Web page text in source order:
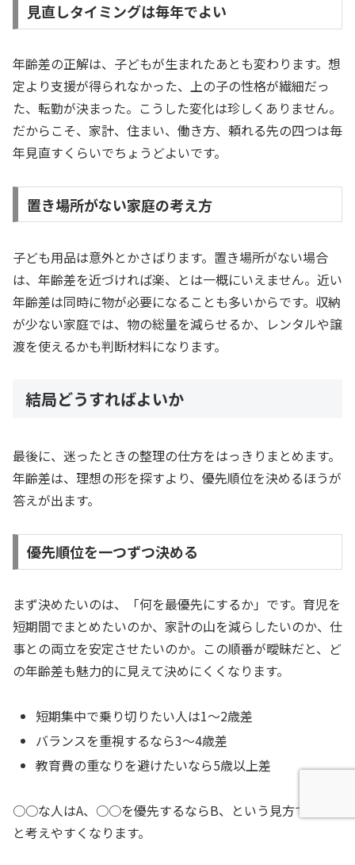
見直しタイミングは毎年でよい
年齢差の正解は、子どもが生まれたあとも変わります。想
定より支援が得られなかった、上の子の性格が繊細だっ
た、転勤が決まった。こうした変化は珍しくありません。
だからこそ、家計、住まい、働き方、頼れる先の四つは毎
年見直すくらいでちょうどよいです。
置き場所がない家庭の考え方
子ども用品は意外とかさばります。置き場所がない場合
は、年齢差を近づければ楽、とは一概にいえません。近い
年齢差は同時に物が必要になることも多いからです。収納
が少ない家庭では、物の総量を減らせるか、レンタルや譲
渡を使えるかも判断材料になります。
結局どうすればよいか
最後に、迷ったときの整理の仕方をはっきりまとめます。
年齢差は、理想の形を探すより、優先順位を決めるほうが
答えが出ます。
優先順位を一つずつ決める
まず決めたいのは、「何を最優先にするか」です。育児を
短期間でまとめたいのか、家計の山を減らしたいのか、仕
事との両立を安定させたいのか。この順番が曖昧だと、ど
の年齢差も魅力的に見えて決めにくくなります。
短期集中で乗り切りたい人は1〜2歳差
バランスを重視するなら3〜4歳差
教育費の重なりを避けたいなら5歳以上差
○○な人はA、○○を優先するならB、という見方で絞る
と考えやすくなります。